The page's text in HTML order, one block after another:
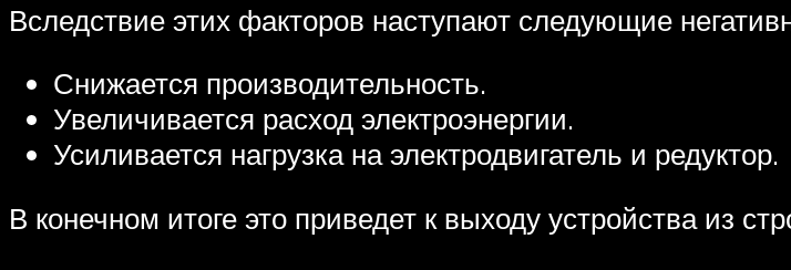
Вследствие этих факторов наступают следующие
Снижается производительность.
Увеличивается расход электроэнергии.
Усиливается нагрузка на электродвигатель и редуктор.
В конечном итоге это приведет к выходу устройства из